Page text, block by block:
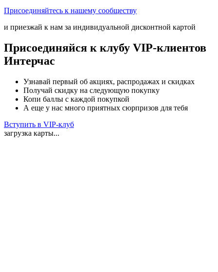
Присоединяйтесь к нашему сообществу
и приезжай к нам за индивидуальной дисконтной картой
Присоединяйся к клубу VIP-клиентов
Интерчас
Узнавай первый об акциях, распродажах и скидках
Получай скидку на следующую покупку
Копи баллы с каждой покупкой
А еще у нас много приятных сюрпризов для тебя
Вступить в VIP-клуб
загрузка карты...